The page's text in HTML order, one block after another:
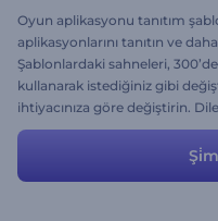
Oyun aplikasyonu tanıtım
aplikasyonlarını tanıtın ve
Şablonlardaki sahneleri,
kullanarak istediğiniz gibi
ihtiyacınıza göre değiştirin.